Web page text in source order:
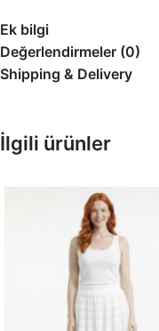
Ek bilgi
Değerlendirmeler (0)
Shipping & Delivery
İlgili ürünler